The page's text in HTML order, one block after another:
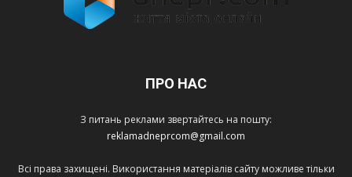
ПРО НАС
З питань реклами звертайтесь на пошту:
reklamadneprcom@gmail.com
Всі права захищені. Використання матеріалів сайту можливе тільки